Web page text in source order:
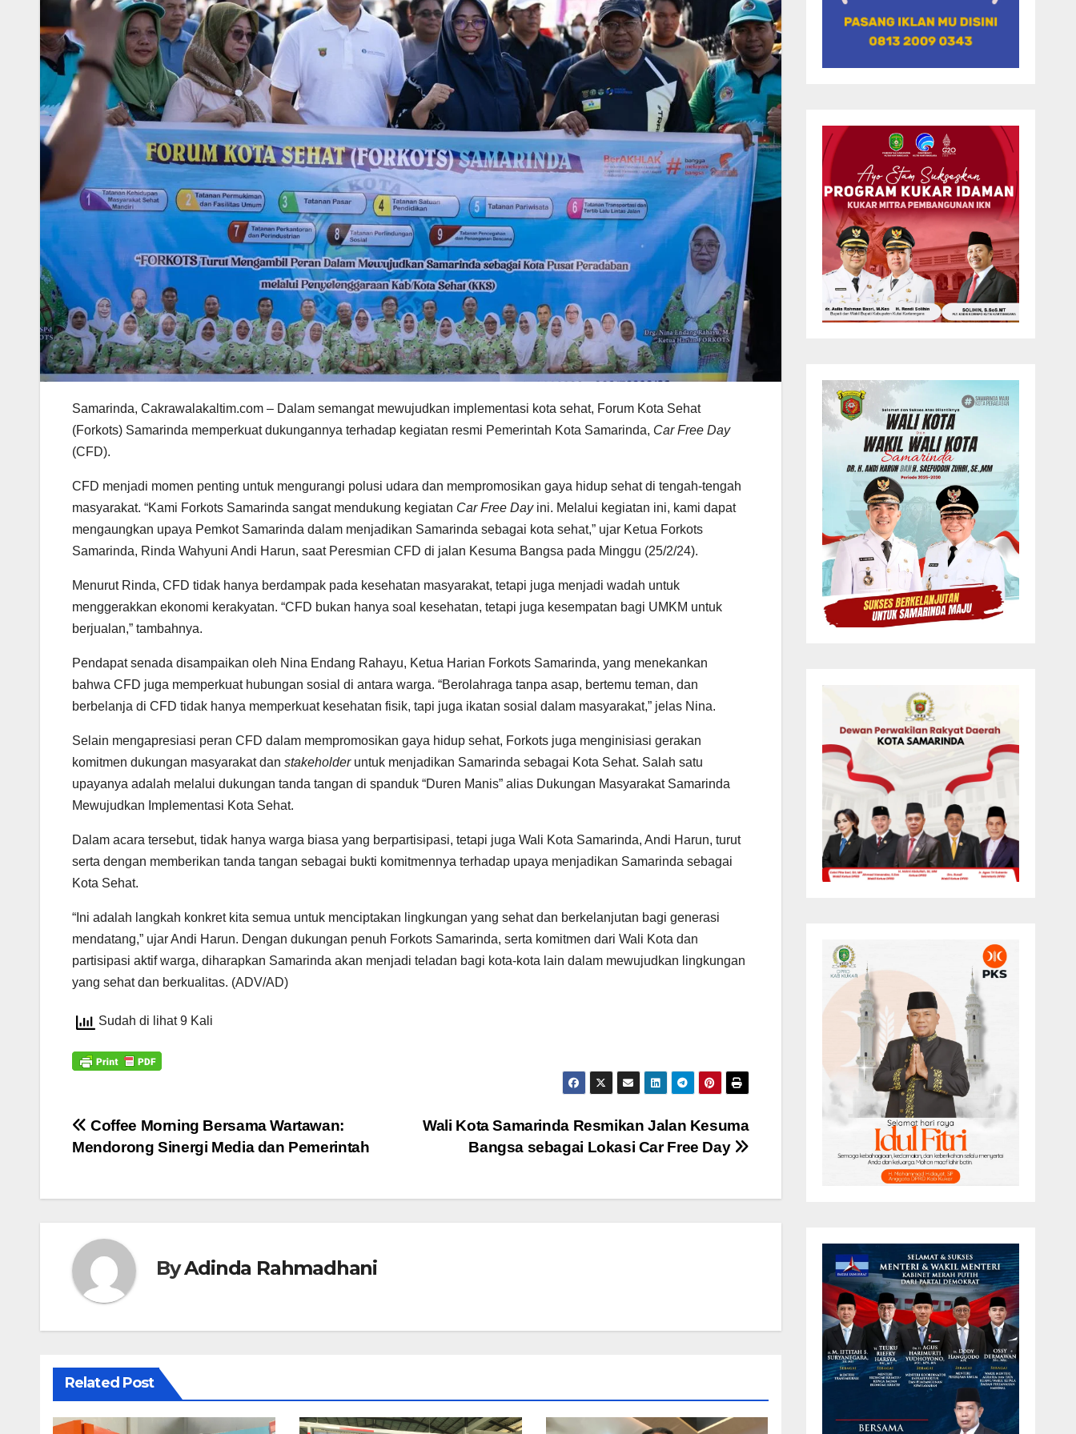
Samarinda, Cakrawalakaltim.com – Dalam semangat mewujudkan implementasi kota sehat, Forum Kota Sehat
(Forkots) Samarinda memperkuat dukungannya terhadap kegiatan resmi Pemerintah Kota Samarinda, Car Free Day
(CFD).
CFD menjadi momen penting untuk mengurangi polusi udara dan mempromosikan gaya hidup sehat di tengah-tengah
masyarakat. “Kami Forkots Samarinda sangat mendukung kegiatan Car Free Day ini. Melalui kegiatan ini, kami dapat
mengaungkan upaya Pemkot Samarinda dalam menjadikan Samarinda sebagai kota sehat,” ujar Ketua Forkots
Samarinda, Rinda Wahyuni Andi Harun, saat Peresmian CFD di jalan Kesuma Bangsa pada Minggu (25/2/24).
Menurut Rinda, CFD tidak hanya berdampak pada kesehatan masyarakat, tetapi juga menjadi wadah untuk
menggerakkan ekonomi kerakyatan. “CFD bukan hanya soal kesehatan, tetapi juga kesempatan bagi UMKM untuk
berjualan,” tambahnya.
Pendapat senada disampaikan oleh Nina Endang Rahayu, Ketua Harian Forkots Samarinda, yang menekankan
bahwa CFD juga memperkuat hubungan sosial di antara warga. “Berolahraga tanpa asap, bertemu teman, dan
berbelanja di CFD tidak hanya memperkuat kesehatan fisik, tapi juga ikatan sosial dalam masyarakat,” jelas Nina.
Selain mengapresiasi peran CFD dalam mempromosikan gaya hidup sehat, Forkots juga menginisiasi gerakan
komitmen dukungan masyarakat dan stakeholderuntuk menjadikan Samarinda sebagai Kota Sehat. Salah satu
upayanya adalah melalui dukungan tanda tangan di spanduk “Duren Manis” alias Dukungan Masyarakat Samarinda
Mewujudkan Implementasi Kota Sehat.
Dalam acara tersebut, tidak hanya warga biasa yang berpartisipasi, tetapi juga Wali Kota Samarinda, Andi Harun, turut
serta dengan memberikan tanda tangan sebagai bukti komitmennya terhadap upaya menjadikan Samarinda sebagai
Kota Sehat.
“Ini adalah langkah konkret kita semua untuk menciptakan lingkungan yang sehat dan berkelanjutan bagi generasi
mendatang,” ujar Andi Harun. Dengan dukungan penuh Forkots Samarinda, serta komitmen dari Wali Kota dan
partisipasi aktif warga, diharapkan Samarinda akan menjadi teladan bagi kota-kota lain dalam mewujudkan lingkungan
yang sehat dan berkualitas. (ADV/AD)
Sudah di lihat 9 Kali
Navigasi
Wali Kota Samarinda Resmikan Jalan Kesuma
Bangsa sebagai Lokasi Car Free Day
Coffee Morning Bersama Wartawan:
Mendorong Sinergi Media dan Pemerintah
ByAdinda Rahmadhani
Related Post